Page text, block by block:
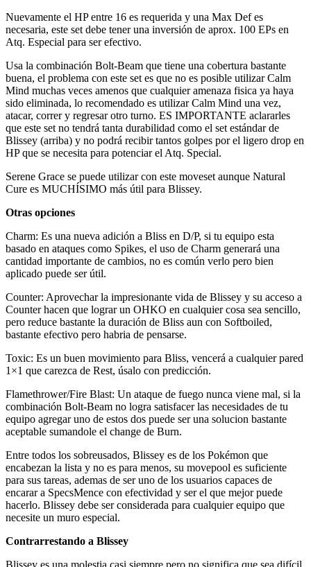
Nuevamente el HP entre 16 es requerida y una Max Def es
necesaria, este set debe tener una inversión de aprox. 100 EPs en
Atq. Especial para ser efectivo.
Usa la combinación Bolt-Beam que tiene una cobertura bastante
buena, el problema con este set es que no es posible utilizar Calm
Mind muchas veces amenos que cualquier amenaza fisica ya haya
sido eliminada, lo recomendado es utilizar Calm Mind una vez,
atacar, correr y regresar otro turno. ES IMPORTANTE aclararles
que este set no tendrá tanta durabilidad como el set estándar de
Blissey (arriba) y no podrá recibir tantos golpes por el ligero drop en
HP que se necesita para potenciar el Atq. Special.
Serene Grace se puede utilizar con este moveset aunque Natural
Cure es MUCHÍSIMO más útil para Blissey.
Otras opciones
Charm: Es una nueva adición a Bliss en D/P, si tu equipo esta
basado en ataques como Spikes, el uso de Charm generará una
cantidad importante de cambios, no es común verlo pero bien
aplicado puede ser útil.
Counter: Aprovechar la impresionante vida de Blissey y su acceso a
Counter hacen que lograr un OHKO en cualquier cosa sea sencillo,
pero reduce bastante la duración de Bliss aun con Softboiled,
bastante efectivo pero habria de pensarse.
Toxic: Es un buen movimiento para Bliss, vencerá a cualquier pared
1×1 que carezca de Rest, úsalo con predicción.
Flamethrower/Fire Blast: Un ataque de fuego nunca viene mal, si la
combinación Bolt-Beam no logra satisfacer las necesidades de tu
equipo agregar uno de estos dos puede ser una solucion bastante
aceptable sumandole el change de Burn.
Entre todos los sobreusados, Blissey es de los Pokémon que
encabezan la lista y no es para menos, su movepool es suficiente
para sus tareas, ademas de ser uno de los usuarios capaces de
encarar a SpecsMence con efectividad y ser el que mejor puede
hacerlo. Blissey debe ser considerada para cualquier equipo que
necesite un muro especial.
Contrarrestando a Blissey
Blissey es una molestia casi siempre pero no significa que sea difícil,